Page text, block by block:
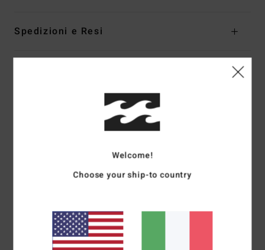
Spedizioni e Resi
Punteggio medio
5.0/5
Comfort
4.0
Welcome!
Choose your ship-to country